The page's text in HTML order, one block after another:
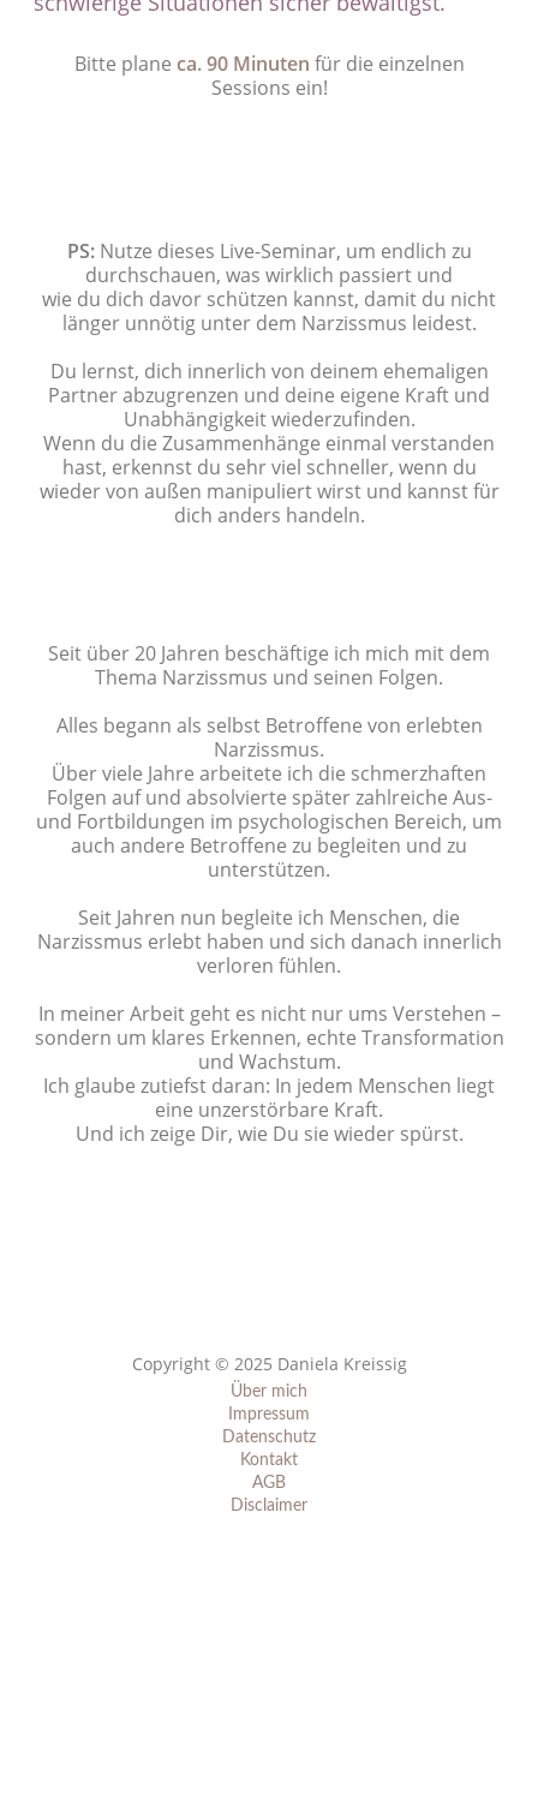
Bitte plane ca. 90 Minuten für die einzelnen
Sessions ein!
PS: Nutze dieses Live-Seminar, um endlich zu
durchschauen, was wirklich passiert und
wie du dich davor schützen kannst, damit du nicht
länger unnötig unter dem Narzissmus leidest.
Du lernst, dich innerlich von deinem ehemaligen
Partner abzugrenzen und deine eigene Kraft und
Unabhängigkeit wiederzufinden.
Wenn du die Zusammenhänge einmal verstanden
hast, erkennst du sehr viel schneller, wenn du
wieder von außen manipuliert wirst und kannst für
dich anders handeln.
Seit über 20 Jahren beschäftige ich mich mit dem
Thema Narzissmus und seinen Folgen.
Alles begann als selbst Betroffene von erlebten
Narzissmus.
Über viele Jahre arbeitete ich die schmerzhaften
Folgen auf und absolvierte später zahlreiche Aus-
und Fortbildungen im psychologischen Bereich, um
auch andere Betroffene zu begleiten und zu
unterstützen.
Seit Jahren nun begleite ich Menschen, die
Narzissmus erlebt haben und sich danach innerlich
verloren fühlen.
In meiner Arbeit geht es nicht nur ums Verstehen –
sondern um klares Erkennen, echte Transformation
und Wachstum.
Ich glaube zutiefst daran: In jedem Menschen liegt
eine unzerstörbare Kraft.
Und ich zeige Dir, wie Du sie wieder spürst.
Copyright © 2025 Daniela Kreissig
Über mich
Impressum
Datenschutz
Kontakt
AGB
Disclaimer